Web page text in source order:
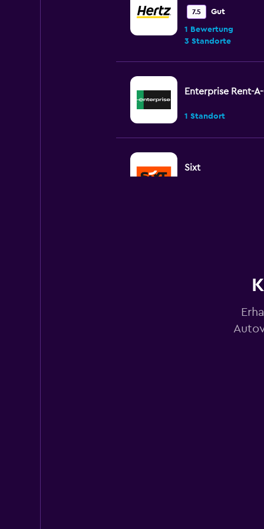
7.5 Gut
1 Bewertung
3 Standorte
Enterprise Rent-
1 Standort
Sixt